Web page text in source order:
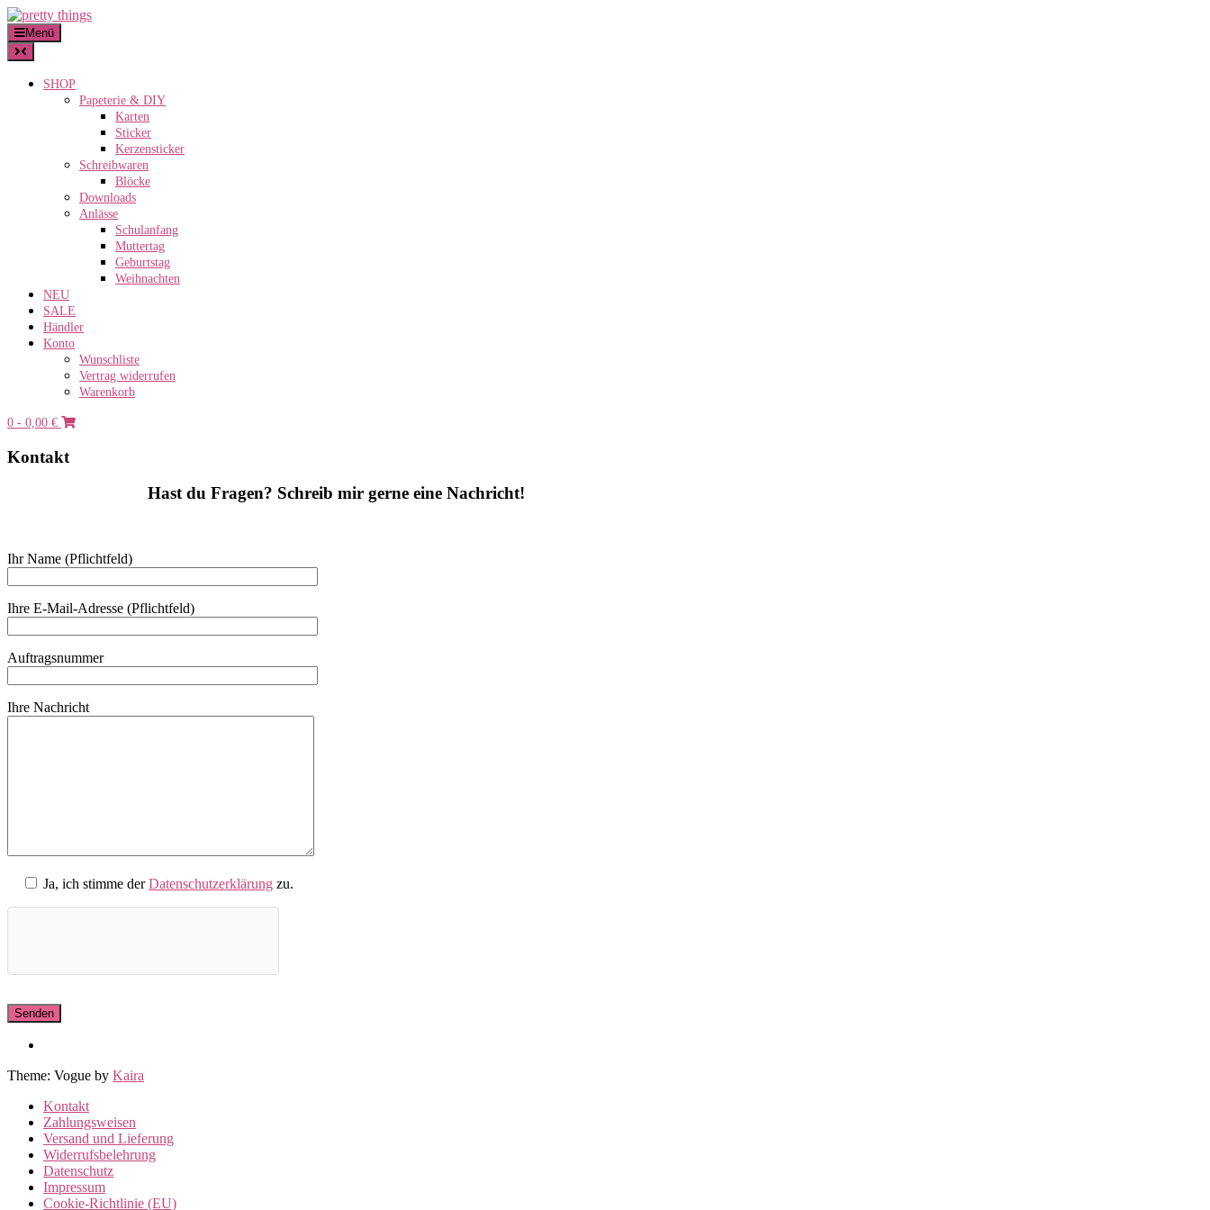
Skip
to
content
Menü
SHOP
Papeterie & DIY
Karten
Sticker
Kerzensticker
Schreibwaren
Blöcke
Downloads
Anlässe
Schulanfang
Muttertag
Geburtstag
Weihnachten
NEU
SALE
Händler
Konto
Wunschliste
Vertrag widerrufen
Warenkorb
0 - 0,00 €
Kontakt
Hast du Fragen? Schreib mir gerne eine Nachricht!
Ihr Name (Pflichtfeld)
Ihre E-Mail-Adresse (Pflichtfeld)
Auftragsnummer
Ihre Nachricht
Ja, ich stimme derDatenschutzerklärung zu.
Theme: Vogue by Kaira
Kontakt
Zahlungsweisen
Versand und Lieferung
Widerrufsbelehrung
Datenschutz
Impressum
Cookie-Richtlinie (EU)